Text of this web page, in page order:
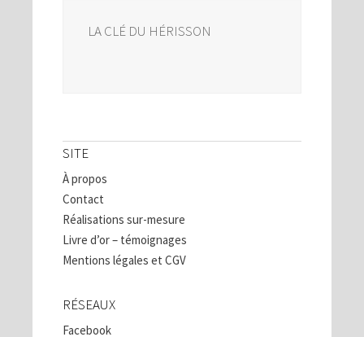
LA CLÉ DU HÉRISSON
SITE
À propos
Contact
Réalisations sur-mesure
Livre d’or – témoignages
Mentions légales et CGV
RÉSEAUX
Facebook